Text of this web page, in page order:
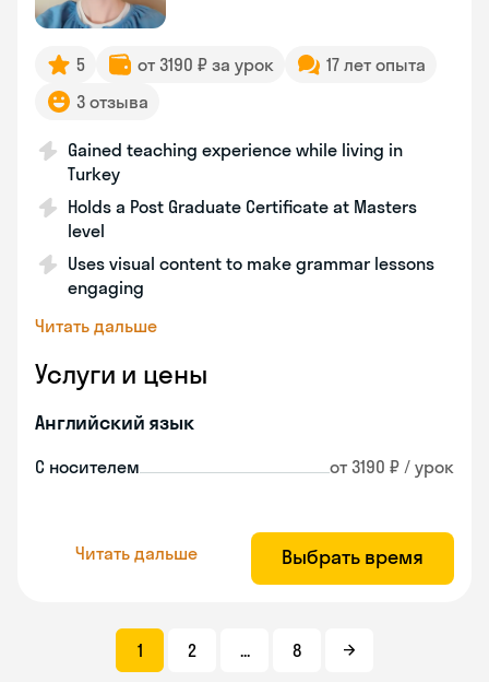
5 от 3190 ₽ за урок
17 лет опыта
3 отзыва
Gained teaching experience while living in
Turkey
Holds a Post Graduate Certificate at Masters
level
Uses visual content to make grammar lessons
engaging
Читать дальше
Услуги и цены
Английский язык
С носителем от 3190 ₽ / урок
Читать дальше Выбрать время
1 2 ... 8